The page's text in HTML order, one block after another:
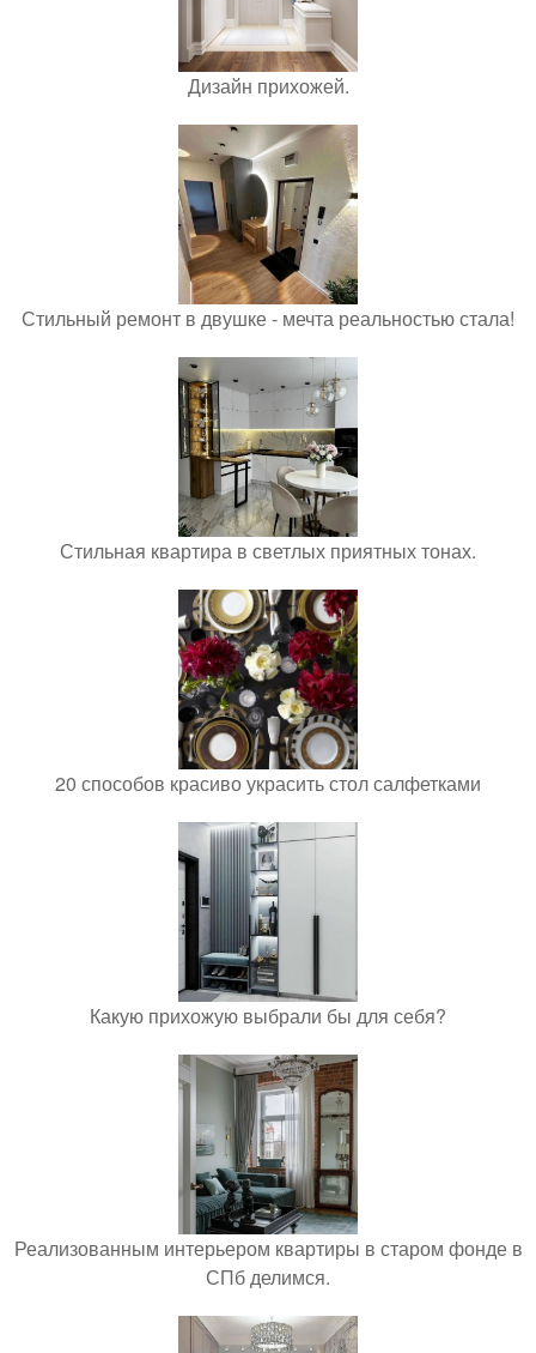
Дизайн прихожей.
Стильный ремонт в двушке - мечта реальностью стала!
Стильная квартира в светлых приятных тонах.
20 способов красиво украсить стол салфетками
Какую прихожую выбрали бы для себя?
Реализованным интерьером квартиры в старом фонде в
СПб делимся.